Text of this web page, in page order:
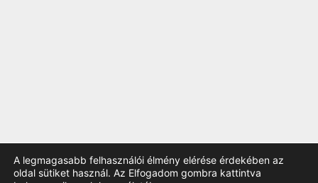
A legmagasabb felhasználói élmény elérése érdekében az
oldal sütiket használ. Az Elfogadom gombra kattintva